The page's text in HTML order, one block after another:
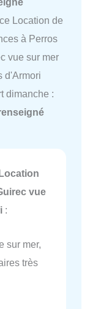
Location de
à Perros
vue sur mer
d'Armori
dimanche :
vue
:
sur mer,
très